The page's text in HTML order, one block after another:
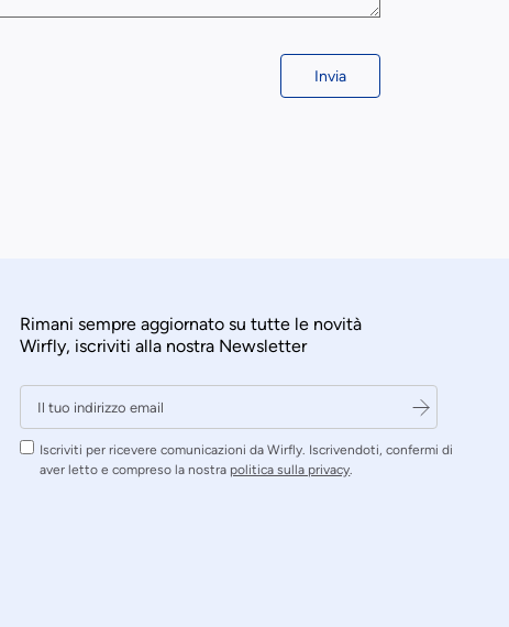
Invia
Rimani sempre aggiornato su tutte le novità
Wirfly, iscriviti alla nostra Newsletter
Iscriviti per ricevere comunicazioni da Wirfly. Iscrivendoti, confermi di
aver letto e compreso la nostra politica sulla privacy.